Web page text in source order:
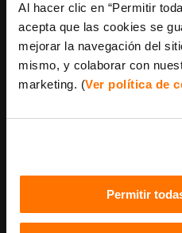
Al hacer clic en “Permitir
acepta que las cookies se
mejorar la navegación del
mismo, y colaborar con
marketing. (Ver política de
Permitir
la fase de prefabricación.
integradas en los planos
huecos in situ con
generando uniones
estanqueidad. Planificar
completo.
para casas
Para simplificar la